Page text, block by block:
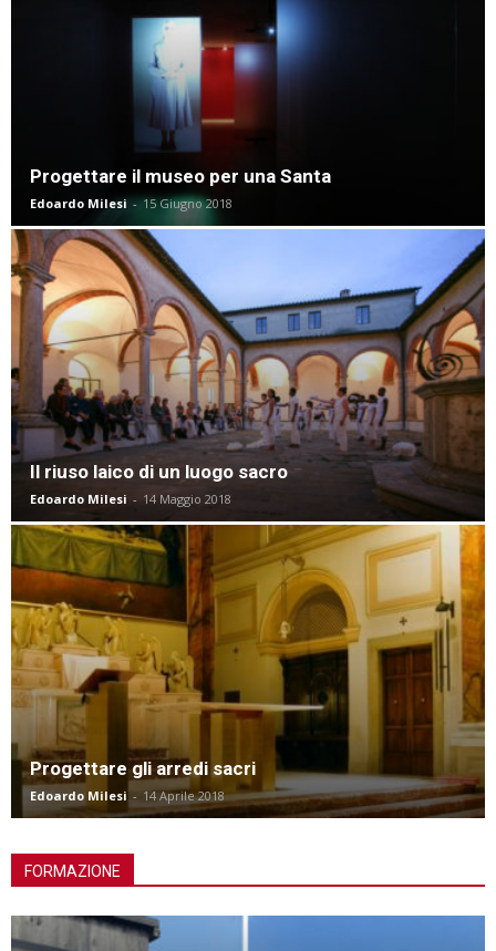
Progettare il museo per una Santa
Edoardo Milesi - 15 Giugno 2018
Il riuso laico di un luogo sacro
Edoardo Milesi - 14 Maggio 2018
Progettare gli arredi sacri
Edoardo Milesi - 14 Aprile 2018
FORMAZIONE